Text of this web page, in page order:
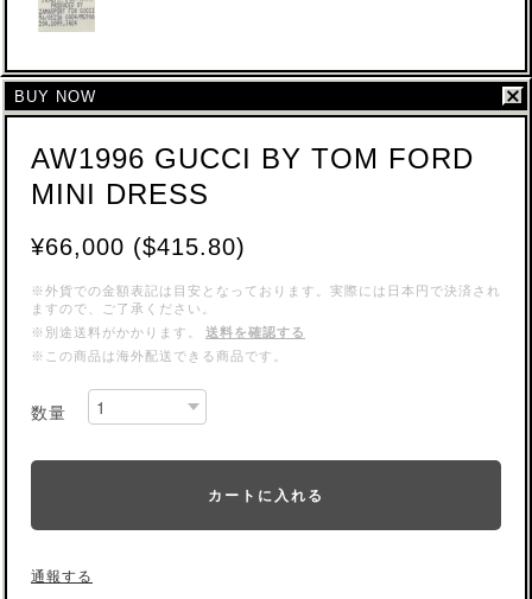
BUY NOW
AW1996 GUCCI BY TOM FORD
MINI DRESS
¥66,000 ($415.80)
※外貨での金額表記は目安となっております。実際には日本円で決済され
ますので、ご了承ください。
※別途送料がかかります。
送料を確認する
※この商品は海外配送できる商品です。
数量
カートに入れる
通報する